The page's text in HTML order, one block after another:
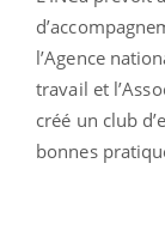
l’Agence
travail et
créé un club
bonnes